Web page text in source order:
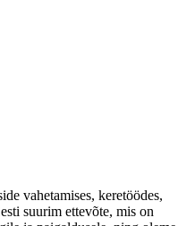
vahetamises, keretöödes,
suurim ettevõte, mis on